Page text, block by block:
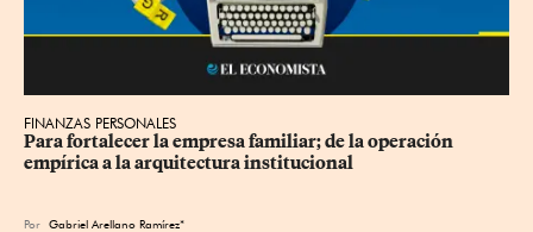
FINANZAS PERSONALES
Para fortalecer la empresa familiar; de la operación
empírica a la arquitectura institucional
Por Gabriel Arellano Ramírez*